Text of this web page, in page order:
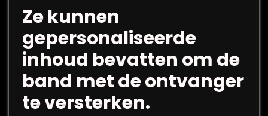
Ze kunnen
gepersonaliseerde
inhoud bevatten om de
band met de ontvanger
te versterken.